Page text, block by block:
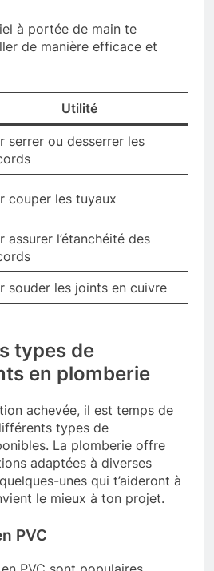
à portée de main te
de manière efficace et
Utilité
serrer ou desserrer les
couper les tuyaux
assurer l’étanchéité des
souder les joints en cuivre
types de
en plomberie
achevée, il est temps de
types de
La plomberie offre
adaptées à diverses
unes qui t’aideront à
le mieux à ton projet.
PVC